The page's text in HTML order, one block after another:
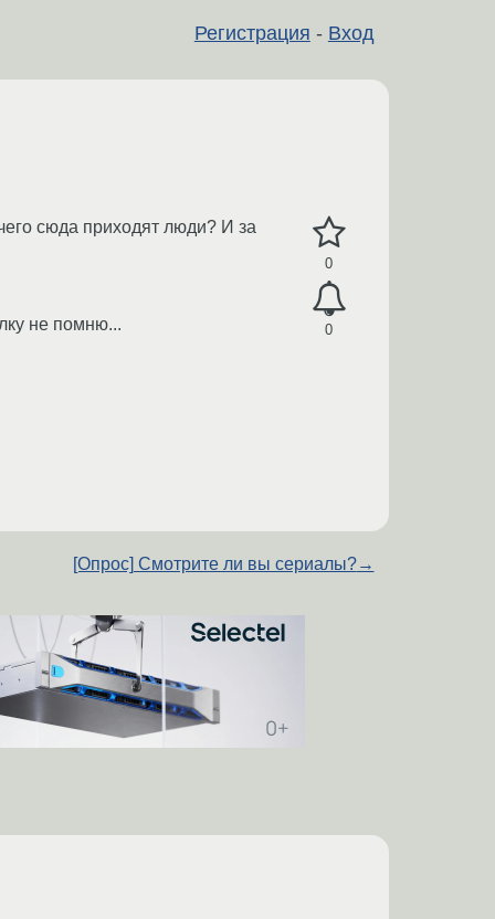
Регистрация - Вход
0
0
сюда приходят люди? И за
не помню...
[Опрос] Смотрите ли вы сериалы?→